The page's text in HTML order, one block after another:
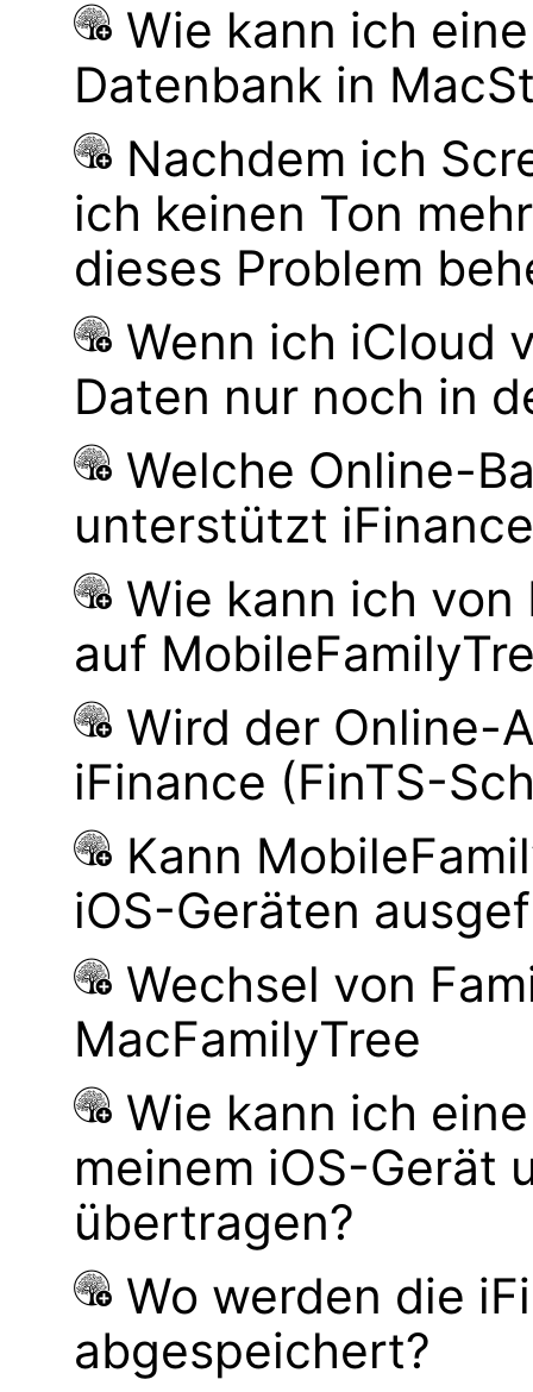
Wie kann ich
Datenbank in
Nachdem ich
ich keinen Ton
dieses Problem
Wenn ich iCloud
Daten nur noch in
Welche Online-
unterstützt
Wie kann ich
auf
Wird der Online-
iFinance (FinTS-
Kann
iOS-Geräten
Wechsel von
MacFamilyTree
Wie kann ich
meinem iOS-Gerät
übertragen?
Wo werden die
abgespeichert?